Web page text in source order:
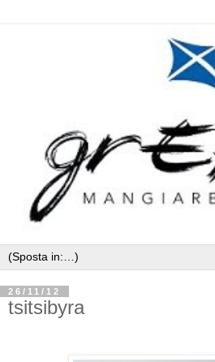
26/11/12
tsitsibyra